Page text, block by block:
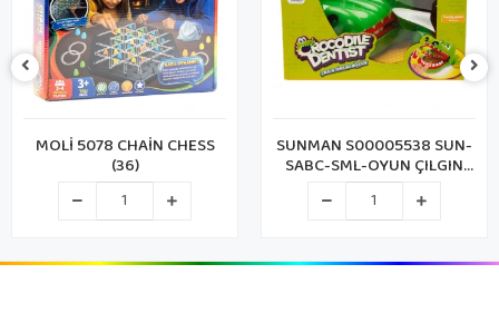
SUNMAN S00005538 SUN-
SABC-SML-OYUN ÇILGIN
TİMSAH DİŞÇİDE
MOLİ 5085 ROPE